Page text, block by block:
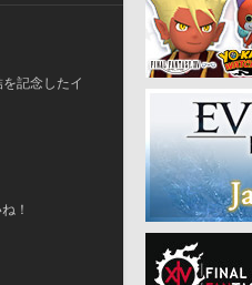
記念したイ
！